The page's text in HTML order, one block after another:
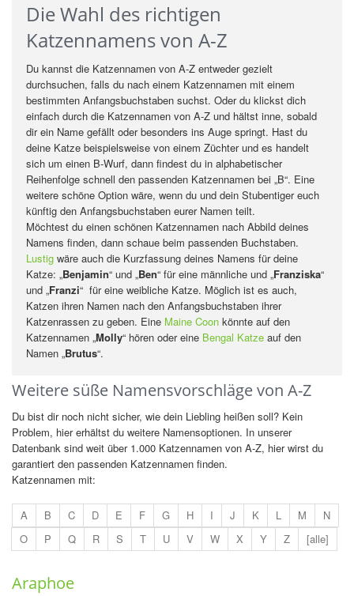
Die Wahl des richtigen
Katzennamens von A-Z
Du kannst die Katzennamen von A-Z entweder gezielt
durchsuchen, falls du nach einem Katzennamen mit einem
bestimmten Anfangsbuchstaben suchst. Oder du klickst dich
einfach durch die Katzennamen von A-Z und hältst inne, sobald
dir ein Name gefällt oder besonders ins Auge springt. Hast du
deine Katze beispielsweise von einem Züchter und es handelt
sich um einen B-Wurf, dann findest du in alphabetischer
Reihenfolge schnell den passenden Katzennamen bei „B“. Eine
weitere schöne Option wäre, wenn du und dein Stubentiger euch
künftig den Anfangsbuchstaben eurer Namen teilt.
Möchtest du einen schönen Katzennamen nach Abbild deines
Namens finden, dann schaue beim passenden Buchstaben.
Lustig wäre auch die Kurzfassung deines Namens für deine
Katze: „Benjamin“ und „Ben“ für eine männliche und „Franziska“
und „Franzi“ für eine weibliche Katze. Möglich ist es auch,
Katzen ihren Namen nach den Anfangsbuchstaben ihrer
Katzenrassen zu geben. Eine Maine Coon könnte auf den
Katzennamen „Molly“ hören oder eine Bengal Katze auf den
Namen „Brutus“.
Weitere süße Namensvorschläge von A-Z
Du bist dir noch nicht sicher, wie dein Liebling heißen soll? Kein
Problem, hier erhältst du weitere Namensoptionen. In unserer
Datenbank sind weit über 1.000 Katzennamen von A-Z, hier wirst du
garantiert den passenden Katzennamen finden.
Katzennamen mit:
A B C D E F G H I J K L M
N
O
P Q R S T U V W X Y Z [alle]
Araphoe